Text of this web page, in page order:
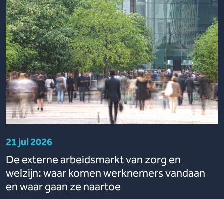
21 jul 2026
De externe arbeidsmarkt van zorg en
welzijn: waar komen werknemers vandaan
en waar gaan ze naartoe